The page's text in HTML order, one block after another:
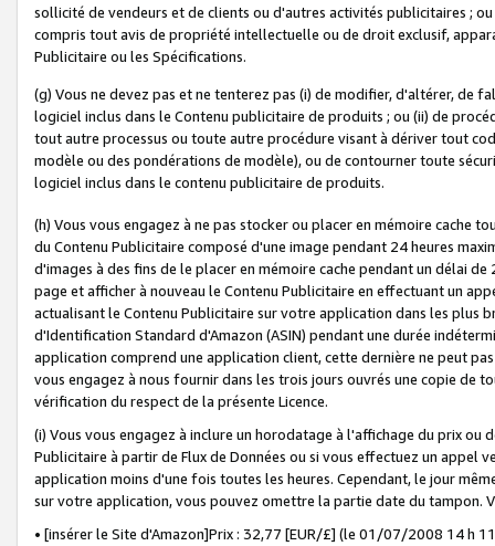
sollicité de vendeurs et de clients ou d'autres activités publicitaires ;
compris tout avis de propriété intellectuelle ou de droit exclusif,
Publicitaire ou les Spécifications.
(g) Vous ne devez pas et ne tenterez pas (i) de modifier, d'altérer, de
logiciel inclus dans le Contenu publicitaire de produits ; ou (ii) de
tout autre processus ou toute autre procédure visant à dériver tout
modèle ou des pondérations de modèle), ou de contourner toute
logiciel inclus dans le contenu publicitaire de produits.
(h) Vous vous engagez à ne pas stocker ou placer en mémoire cache
du Contenu Publicitaire composé d'une image pendant 24 heures
d'images à des fins de le placer en mémoire cache pendant un délai
page et afficher à nouveau le Contenu Publicitaire en effectuant un
actualisant le Contenu Publicitaire sur votre application dans les plus
d'Identification Standard d'Amazon (ASIN) pendant une durée
application comprend une application client, cette dernière ne peut
vous engagez à nous fournir dans les trois jours ouvrés une copie de
vérification du respect de la présente Licence.
(i) Vous vous engagez à inclure un horodatage à l'affichage du prix
Publicitaire à partir de Flux de Données ou si vous effectuez un appel
application moins d'une fois toutes les heures. Cependant, le jour
sur votre application, vous pouvez omettre la partie date du tampon.
• [insérer le Site d'Amazon]Prix : 32,77 [EUR/£] (le 01/07/2008 14 h